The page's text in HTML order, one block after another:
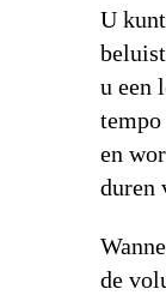
U
u een
en
duren
de